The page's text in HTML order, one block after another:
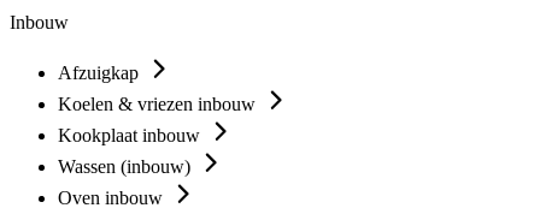
Inbouw
Afzuigkap
Koelen & vriezen inbouw
Kookplaat inbouw
Wassen (inbouw)
Oven inbouw